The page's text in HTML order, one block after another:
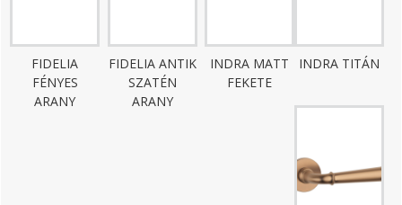
FIDELIA
FÉNYES
ARANY
FIDELIA ANTIK
SZATÉN
ARANY
INDRA MATT
FEKETE
INDRA TITÁN